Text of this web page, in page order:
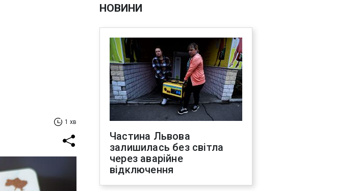
1 хв
НОВИНИ
Частина Львова
залишилась без світла
через аварійне
відключення